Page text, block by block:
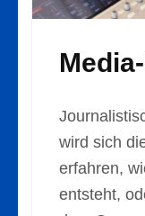
wird sich
erfahren,
entsteht,